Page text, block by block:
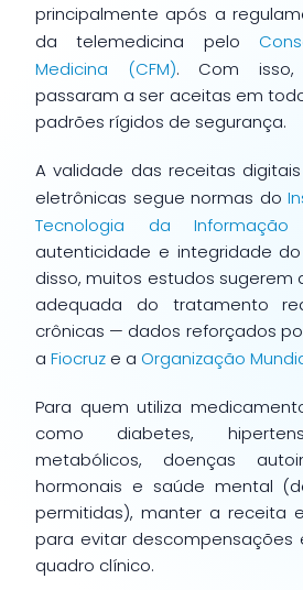
principalmente após a
da telemedicina pelo
Medicina (CFM). Com isso,
passaram a ser aceitas em
padrões rígidos de segurança.
A validade das receitas
eletrônicas segue normas do
Tecnologia da Informação
autenticidade e integridade
disso, muitos estudos sugerem
adequada do tratamento
crônicas — dados reforçados
a Fiocruz e a Organização
Para quem utiliza
como diabetes,
metabólicos, doenças
hormonais e saúde mental
permitidas), manter a receita
para evitar descompensações
quadro clínico.